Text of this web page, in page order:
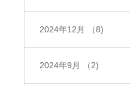
2024年12月 （8)
2024年9月 （2)